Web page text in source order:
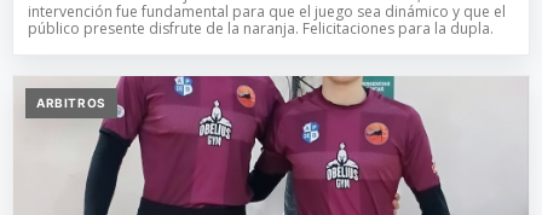
intervención fue fundamental para que el juego sea dinámico y que el
público presente disfrute de la naranja. Felicitaciones para la dupla.
ARBITROS